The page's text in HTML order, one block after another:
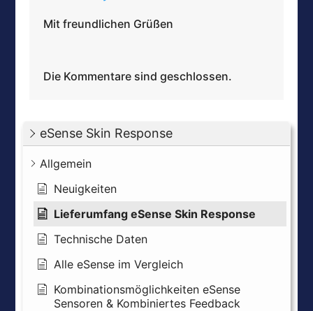
eSense Skin Response
Allgemein
Neuigkeiten
Lieferumfang eSense Skin Response
Technische Daten
Alle eSense im Vergleich
Kombinationsmöglichkeiten eSense
Sensoren & Kombiniertes Feedback
Mit freundlichen Grüßen
Die Kommentare sind geschlossen.